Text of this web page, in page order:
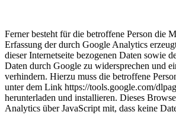
Ferner besteht für die betroffene Person die
Erfassung der durch Google Analytics
dieser Internetseite bezogenen Daten sowie
Daten durch Google zu widersprechen und
verhindern. Hierzu muss die betroffene
unter dem Link https://tools.google.com/
herunterladen und installieren. Dieses
Analytics über JavaScript mit, dass keine